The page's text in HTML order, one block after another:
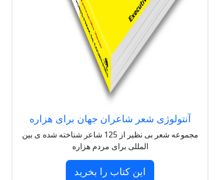
آنتولوژی شعر شاعران جهان برای هزاره
مجموعه شعر بی نظیر از 125 شاعر شناخته شده ی بین
المللی برای مردم هزاره
این کتاب را بخرید